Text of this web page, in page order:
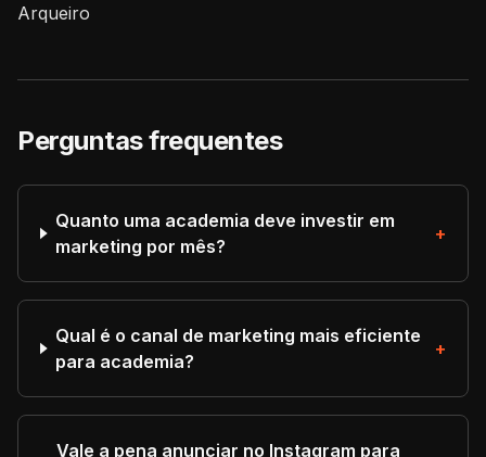
Arqueiro
Perguntas frequentes
Quanto uma academia deve investir em
marketing por mês?
+
Qual é o canal de marketing mais eficiente
para academia?
+
Vale a pena anunciar no Instagram para